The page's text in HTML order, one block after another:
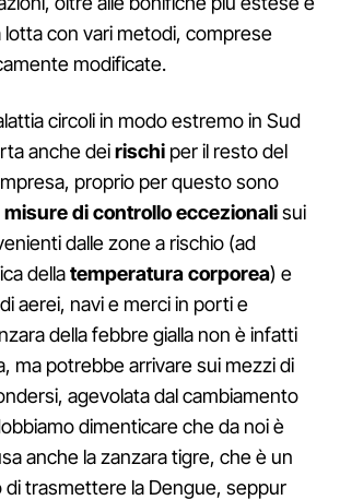
lotta con vari metodi, comprese
modificate.
circoli in modo estremo in Sud
anche deirischi per il resto del
proprio per questo sono
misure di controllo eccezionalisui
dalle zone a rischio (ad
dellatemperatura corporea) e
aerei, navi e merci in porti e
della febbre gialla non è infatti
ma potrebbe arrivare sui mezzi di
agevolata dal cambiamento
dimenticare che da noi è
anche la zanzara tigre, che è un
trasmettere la Dengue, seppur